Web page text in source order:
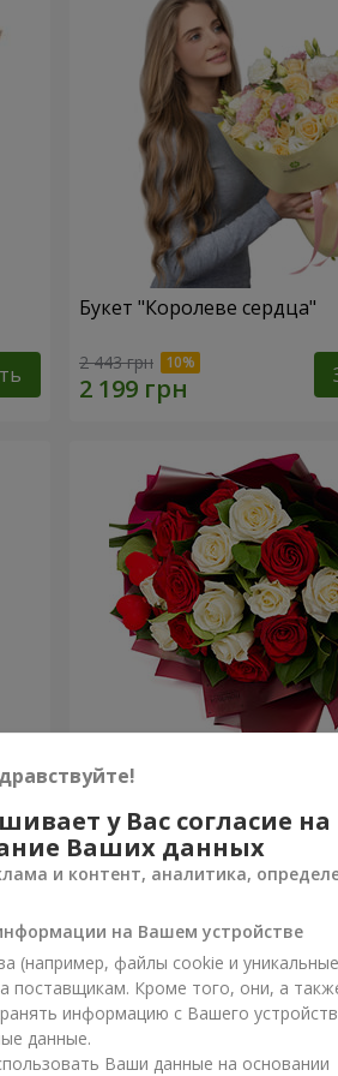
Букет "Королеве сердца"
2 443 грн
Букет "Мелодия двух
1 764 грн
у Вас согласие на
Ваших данных
и контент, аналитика,
на Вашем устройстве
(например, файлы cookie и уникальные
поставщикам. Кроме того, они, а
информацию с Вашего
данные.
Ваши данные на основании